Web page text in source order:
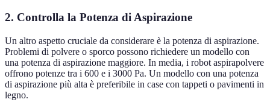
2. Controlla la Potenza di Aspirazione
Un altro aspetto cruciale da considerare è la potenza di aspirazione.
Problemi di polvere o sporco possono richiedere un modello con
una potenza di aspirazione maggiore. In media, i robot aspirapolvere
offrono potenze tra i 600 e i 3000 Pa. Un modello con una potenza
di aspirazione più alta è preferibile in case con tappeti o pavimenti in
legno.